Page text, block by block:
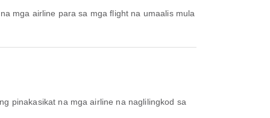
na mga airline para sa mga flight na umaalis mula
pinakasikat na mga airline na naglilingkod sa